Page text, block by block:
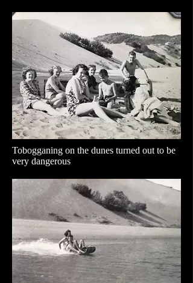
Tobogganing on the dunes turned out to be
very dangerous